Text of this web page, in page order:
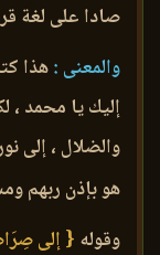
صادا على لغة
والمعنى :هذا
إليك يا محمد ،
والضلال ، إلى
هو بإذن ربهم
وقوله { إلى